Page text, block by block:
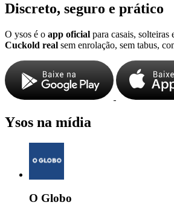
Discreto, seguro e prático
O ysos é o app oficial para casais, solteiras
Cuckold real sem enrolação, sem tabus,
Ysos na mídia
O Globo